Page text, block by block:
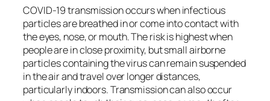
COVID‑19 transmission occurs when infectious
particles are breathed in or come into contact with
the eyes, nose, or mouth. The risk is highest when
people are in close proximity, but small airborne
particles containing the virus can remain suspended
in the air and travel over longer distances,
particularly indoors. Transmission can also occur